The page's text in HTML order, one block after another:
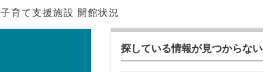
子育て支援施設 開館状況
探している情報が見つからない